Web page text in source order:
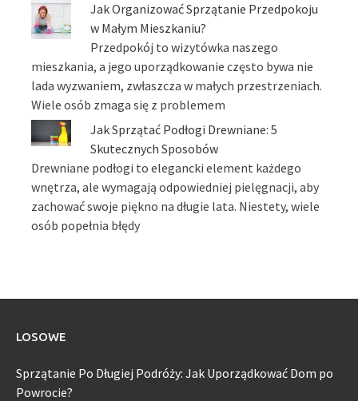
Jak Organizować Sprzątanie Przedpokoju
w Małym Mieszkaniu?
Przedpokój to wizytówka naszego
mieszkania, a jego uporządkowanie często bywa nie
lada wyzwaniem, zwłaszcza w małych przestrzeniach.
Wiele osób zmaga się z problemem
Jak Sprzątać Podłogi Drewniane: 5
Skutecznych Sposobów
Drewniane podłogi to elegancki element każdego
wnętrza, ale wymagają odpowiedniej pielęgnacji, aby
zachować swoje piękno na długie lata. Niestety, wiele
osób popełnia błędy
LOSOWE
Sprzątanie Po Długiej Podróży: Jak Uporządkować Dom po
Powrocie?